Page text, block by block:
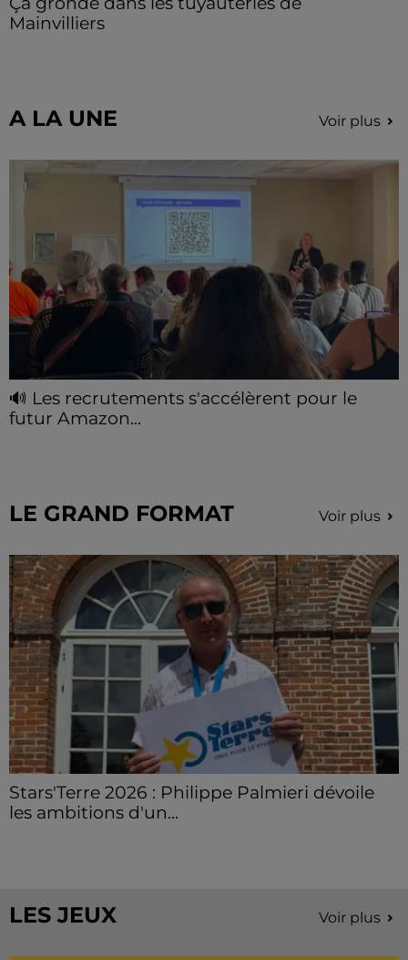
Mainvilliers
A LA UNE Voir plus
🔊 Les recrutements s'accélèrent pour le
futur Amazon...
septembre....
LE GRAND FORMAT Voir plus
Stars'Terre 2026 : Philippe Palmieri dévoile
les ambitions d'un...
LES JEUX Voir plus